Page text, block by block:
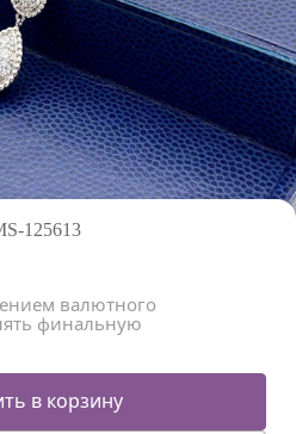
125613
валютного
финальную
в корзину